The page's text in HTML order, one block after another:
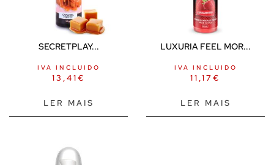
SECRETPLAY...
13,41€
IVA INCLUIDO
LER MAIS
LUXURIA FEEL MOR...
11,17€
IVA INCLUIDO
LER MAIS